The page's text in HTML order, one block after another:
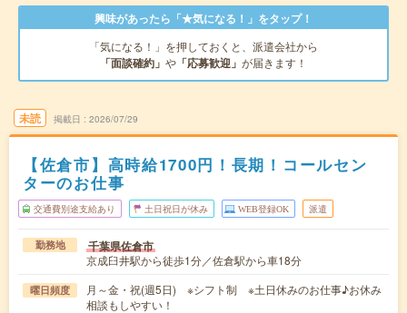
興味があったら「★気になる！」をタップ！
「気になる！」を押しておくと、派遣会社から
「面談確約」 や 「応募歓迎」 が届きます！
未読 掲載日 2026/07/29
【佐倉市】高時給1700円！長期！コールセン
ターのお仕事
交通費別途支給あり 土日祝日が休み WEB登録OK 派遣
勤務地 千葉県佐倉市
京成臼井駅から徒歩1分／佐倉駅から車18分
曜日頻度
月～金・祝(週5日) ※シフト制 ※土日休みのお仕事♪お休み
相談もしやすい！